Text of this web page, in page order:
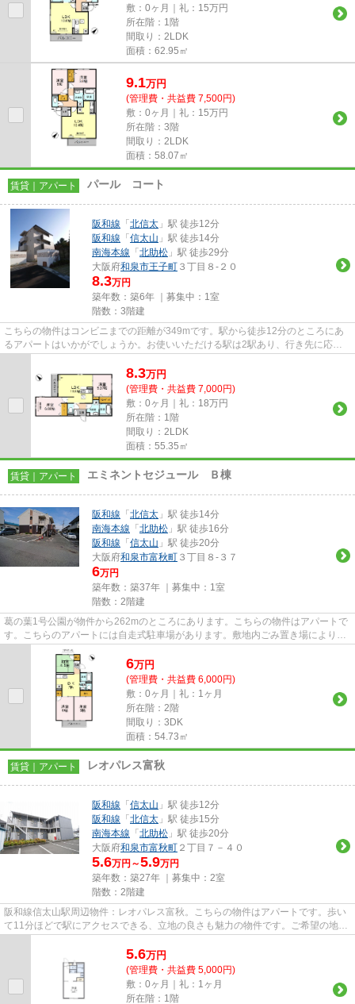
敷：0ヶ月｜礼：15万円
所在階：1階
間取り：2LDK
面積：62.95㎡
9.1万円
(管理費・共益費 7,500円)
敷：0ヶ月｜礼：15万円
所在階：3階
間取り：2LDK
面積：58.07㎡
賃貸｜アパート パール コート
阪和線 「 北信太 」駅 徒歩12分
阪和線 「 信太山 」駅 徒歩14分
南海本線 「 北助松 」駅 徒歩29分
大阪府和泉市王子町 ３丁目８-２０
8.3万円
築年数：築6年 ｜募集中： 1室
階数：3階建
こちらの物件はコンビニまでの距離が349mです。駅から徒歩12分のところにあ
るアパートはいかがでしょうか。お使いいただける駅は2駅あり、行き先に応じ
8.3万円
(管理費・共益費 7,000円)
敷：0ヶ月｜礼：18万円
所在階：1階
間取り：2LDK
面積：55.35㎡
賃貸｜アパート エミネントセジュール Ｂ棟
阪和線 「 北信太 」駅 徒歩14分
南海本線 「 北助松 」駅 徒歩16分
阪和線 「 信太山 」駅 徒歩20分
大阪府和泉市富秋町 ３丁目８-３７
6万円
築年数：築37年 ｜募集中： 1室
階数：2階建
葛の葉1号公園が物件から262mのところにあります。こちらの物件はアパートで
す。こちらのアパートには自走式駐車場があります。敷地内ごみ置き場により、
敷地外のごみ置き場に行く手間...
6万円
(管理費・共益費 6,000円)
敷：0ヶ月｜礼：1ヶ月
所在階：2階
間取り：3DK
面積：54.73㎡
賃貸｜アパート レオパレス富秋
阪和線 「 信太山 」駅 徒歩12分
阪和線 「 北信太 」駅 徒歩15分
南海本線 「 北助松 」駅 徒歩20分
大阪府和泉市富秋町 ２丁目７－４０
5.6万円～5.9万円
築年数：築27年 ｜募集中： 2室
階数：2階建
阪和線信太山駅周辺物件：レオパレス富秋。こちらの物件はアパートです。歩い
て11分ほどで駅にアクセスできる、立地の良さも魅力の物件です。ご希望の地域
5.6万円
(管理費・共益費 5,000円)
敷：0ヶ月｜礼：1ヶ月
所在階：1階